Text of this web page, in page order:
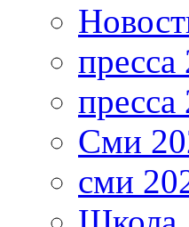
пресса
пресса
Сми
сми